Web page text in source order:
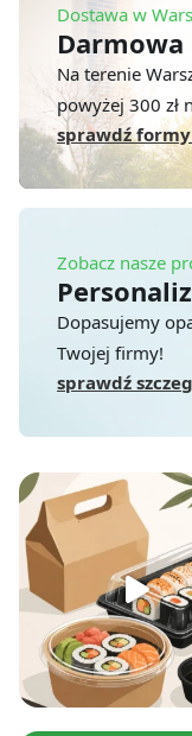
Dostawa w
Na terenie
powyżej 300 zł
sprawdź
Zobacz nasze
Dopasujemy
Twojej firmy!
sprawdź